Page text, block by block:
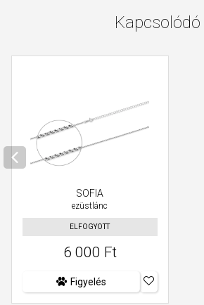
Kapcsolódó
SOFIA
ezüstlánc
ELFOGYOTT
6 000 Ft
Figyelés